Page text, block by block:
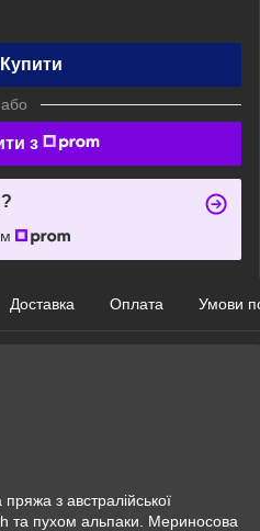
Купити
або
з
Доставка Оплата Умови
з австралійської
та пухом альпаки. Мериносова